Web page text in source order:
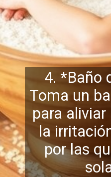
4. *Baño
Toma un
para
la
por las